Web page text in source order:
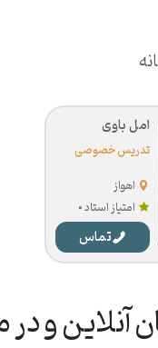
امل باوی
تدریس خصوصی
اهواز
امتیاز استاد 0
تماس
و در